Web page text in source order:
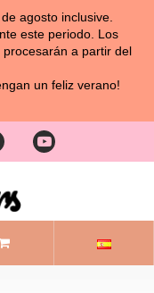
agosto inclusive.
este periodo. Los
a partir del
un feliz verano!